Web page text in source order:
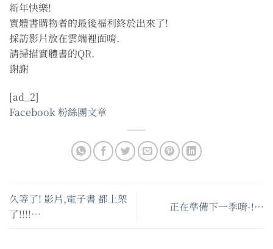
新年快樂!
實體書購物者的最後福利終於出來了!
採訪影片放在雲端裡面唷.
請掃描實體書的QR.
謝謝
[ad_2]
Facebook 粉絲團文章
久等了! 影片,電子書 都上架
了!!!!…
正在準備下一季唷-!…